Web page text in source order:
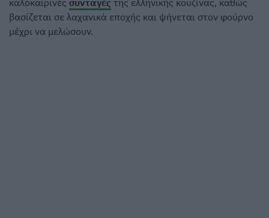
καλοκαιρινές συνταγές της ελληνικής κουζίνας, καθώς
βασίζεται σε λαχανικά εποχής και ψήνεται στον φούρνο
μέχρι να μελώσουν.